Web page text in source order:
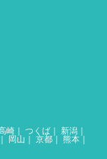
崎 ｜つくば 新潟
岡山 ｜京都 ｜熊本